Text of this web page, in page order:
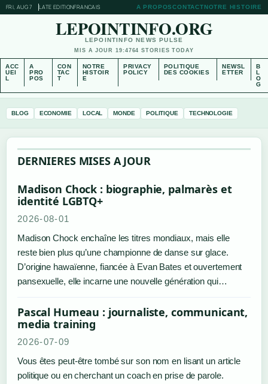
FRI, AUG 7 LATE EDITIONFRANCAIS A PROPOSCONTACTNOTRE HISTOIRE
LEPOINTINFO.ORG
LEPOINTINFO NEWS PULSE
MIS A JOUR 19:4764 STORIES TODAY
ACC
UEI
L
A
PRO
POS
CON
TAC
T
NOTRE
HISTOIR
E
PRIVACY
POLICY
POLITIQUE
DES COOKIES
NEWSL
ETTER
B
L
O
G
BLOG ECONOMIE LOCAL MONDE POLITIQUE TECHNOLOGIE
DERNIERES MISES A JOUR
Madison Chock : biographie, palmarès et
identité LGBTQ+
2026-08-01
Madison Chock enchaîne les titres mondiaux, mais elle
reste bien plus qu’une championne de danse sur glace.
D’origine hawaïenne, fiancée à Evan Bates et ouvertement
pansexuelle, elle incarne une nouvelle génération qui…
Pascal Humeau : journaliste, communicant,
media training
2026-07-09
Vous êtes peut-être tombé sur son nom en lisant un article
politique ou en cherchant un coach en prise de parole.